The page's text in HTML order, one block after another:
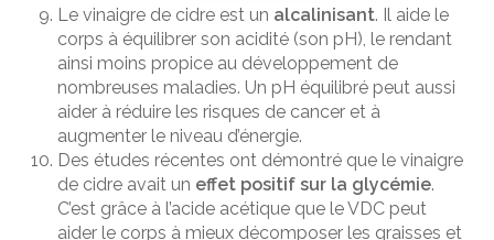
Le vinaigre de cidre est un alcalinisant. Il aide le
corps à équilibrer son acidité (son pH), le rendant
ainsi moins propice au développement de
nombreuses maladies. Un pH équilibré peut aussi
aider à réduire les risques de cancer et à
augmenter le niveau d’énergie.
Des études récentes ont démontré que le vinaigre
de cidre avait un effet positif sur la glycémie.
C’est grâce à l’acide acétique que le VDC peut
aider le corps à mieux décomposer les graisses et